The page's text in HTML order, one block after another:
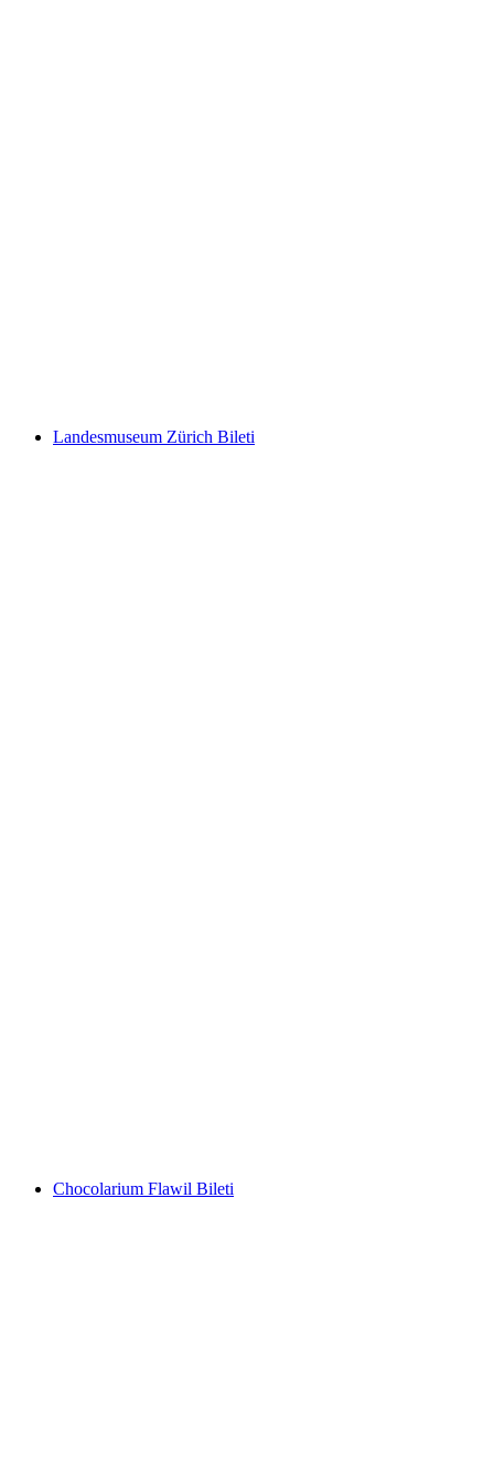
Landesmuseum Zürich Bileti
Chocolarium Flawil Bileti